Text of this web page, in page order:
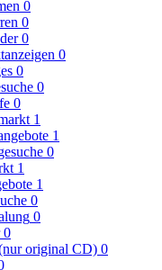
0
0
0
0
0
0
0
1
1
0
1
1
0
0
0
original CD) 0